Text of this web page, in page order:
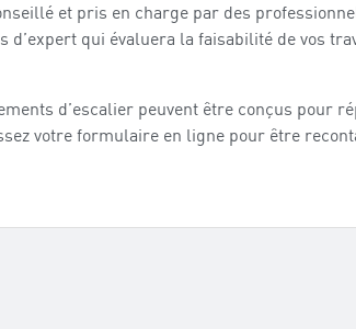
et pris en charge par des
d’expert qui évaluera la faisabilité de vos
d’escalier peuvent être conçus pour
votre formulaire en ligne pour être